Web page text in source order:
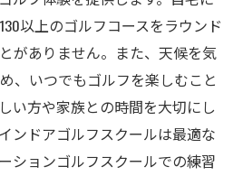
以上のゴルフコースをラウンド
がありません。また、天候を気
、いつでもゴルフを楽しむこと
い方や家族との時間を大切にし
ンドアゴルフスクールは最適な
ションゴルフスクールでの練習